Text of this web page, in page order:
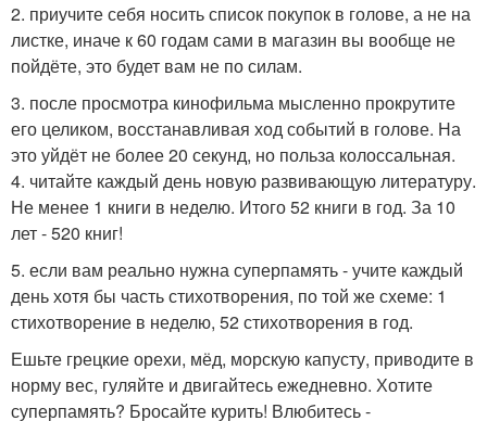
2. приучите себя носить список покупок в голове, а не на
листке, иначе к 60 годам сами в магазин вы вообще не
пойдёте, это будет вам не по силам.
3. после просмотра кинофильма мысленно прокрутите
его целиком, восстанавливая ход событий в голове. На
это уйдёт не более 20 секунд, но польза колоссальная.
4. читайте каждый день новую развивающую литературу.
Не менее 1 книги в неделю. Итого 52 книги в год. За 10
лет - 520 книг!
5. если вам реально нужна суперпамять - учите каждый
день хотя бы часть стихотворения, по той же схеме: 1
стихотворение в неделю, 52 стихотворения в год.
Ешьте грецкие орехи, мёд, морскую капусту, приводите в
норму вес, гуляйте и двигайтесь ежедневно. Хотите
суперпамять? Бросайте курить! Влюбитесь -